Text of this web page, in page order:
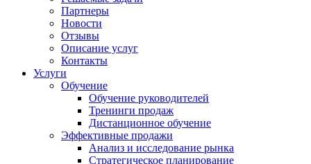
Партнеры
Новости
Отзывы
Описание услуг
Контакты
Услуги
Обучение
Обучение руководителей
Тренинги продаж
Дистанционное обучение
Эффективные продажи
Анализ и исследование рынка
Стратегическое планирование